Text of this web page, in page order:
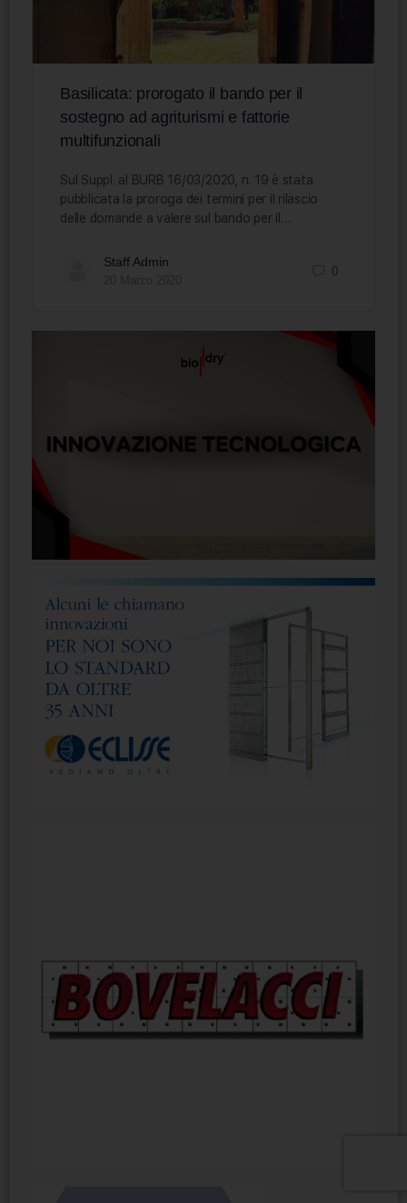
Basilicata: prorogato il bando per il
sostegno ad agriturismi e fattorie
multifunzionali
Sul Suppl. al BURB 16/03/2020, n. 19 è stata
pubblicata la proroga dei termini per il rilascio
delle domande a valere sul bando per il…
Staff Admin
0